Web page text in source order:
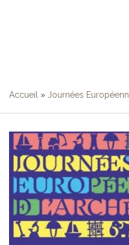
Accueil » Journées